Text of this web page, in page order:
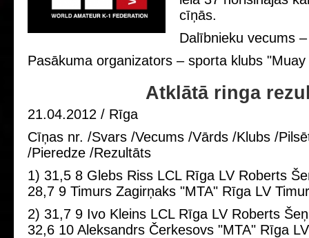
cīņās.
Dalībnieku vecums
Pasākuma organizators – sporta klubs
Atklātā ringa
21.04.2012 / Rīga
Cīņas nr. /Svars /Vecums /Vārds /Klubs /
/Pieredze /Rezultāts
1) 31,5 8 Glebs Riss LCL Rīga LV Roberts
28,7 9 Timurs Zagirņaks "MTA" Rīga LV
2) 31,7 9 Ivo Kleins LCL Rīga LV Roberts
32,6 10 Aleksandrs Čerkesovs "MTA" Rīga